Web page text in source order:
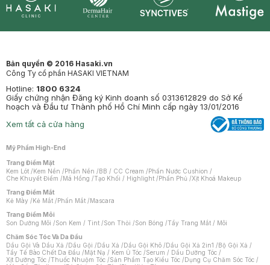
Bản quyền © 2016 Hasaki.vn
Công Ty cổ phần HASAKI VIETNAM
Hotline: 1800 6324
Giấy chứng nhận Đăng ký Kinh doanh số 0313612829 do Sở Kế
hoạch và Đầu tư Thành phố Hồ Chí Minh cấp ngày 13/01/2016
Xem tất cả cửa hàng
Mỹ Phẩm High-End
Trang Điểm Mặt
Kem Lót /Kem Nền /Phấn Nền /BB / CC Cream /Phấn Nước Cushion /
Che Khuyết Điểm /Má Hồng /Tạo Khối / Highlight /Phấn Phủ /Xịt Khoá Makeup
Trang Điểm Mắt
Kẻ Mày /Kẻ Mắt /Phấn Mắt /Mascara
Trang Điểm Môi
Son Dưỡng Môi /Son Kem / Tint /Son Thỏi /Son Bóng /Tẩy Trang Mắt / Môi
Chăm Sóc Tóc Và Da Đầu
Dầu Gội Và Dầu Xả /Dầu Gội /Dầu Xả /Dầu Gội Khô /Dầu Gội Xả 2in1 /Bộ Gội Xả /
Tẩy Tế Bào Chết Da Đầu /Mặt Nạ / Kem Ủ Tóc /Serum / Dầu Dưỡng Tóc /
Xịt Dưỡng Tóc /Thuốc Nhuộm Tóc /Sản Phẩm Tạo Kiểu Tóc /Dụng Cụ Chăm Sóc Tóc /